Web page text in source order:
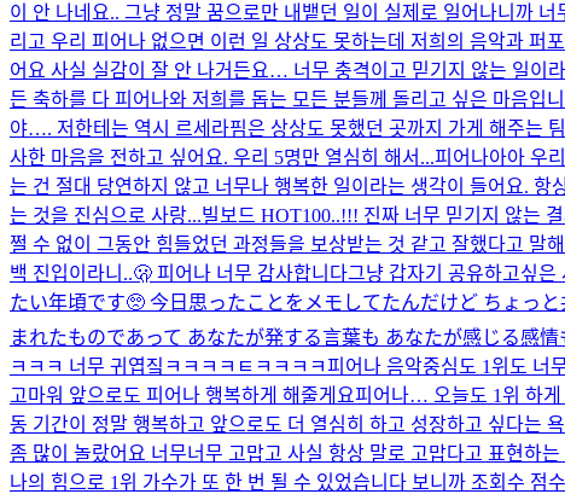
이 안 나네요.. 그냥 정말 꿈으로만 내뱉던 일이 실제로 일어나니까
리고 우리 피어나 없으면 이런 일 상상도 못하는데 저희의 음악과 퍼
어요 사실 실감이 잘 안 나거든요… 너무 충격이고 믿기지 않는 일이
든 축하를 다 피어나와 저희를 돕는 모든 분들께 돌리고 싶은 마음입
야…. 저한테는 역시 르세라핌은 상상도 못했던 곳까지 가게 해주는
사한 마음을 전하고 싶어요. 우리 5명만 열심히 해서...피어나아아 우
는 건 절대 당연하지 않고 너무나 행복한 일이라는 생각이 들어요.
는 것을 진심으로 사랑...빌보드 HOT100..!!! 진짜 너무 믿기지 않는
쩔 수 없이 그동안 힘들었던 과정들을 보상받는 것 같고 잘했다고 말
백 진입이라니..🫢 피어나 너무 감사합니다그냥 갑자기 공유하고싶은
たい年頃です🥺 今日思ったことをメモしてたんだけど ちょっ
まれたものであって あなたが発する言葉も あなたが感じる感
ㅋㅋㅋ 너무 귀엽짘ㅋㅋㅋㅋㅌㅋㅋㅋㅋ피어나 음악중심도 1위도 너
고마워 앞으로도 피어나 행복하게 해줄게요피어나… 오늘도 1위 하게
동 기간이 정말 행복하고 앞으로도 더 열심히 하고 성장하고 싶다는
좀 많이 놀랐어요 너무너무 고맙고 사실 항상 말로 고맙다고 표현하
나의 힘으로 1위 가수가 또 한 번 될 수 있었습니다 보니까 조회수